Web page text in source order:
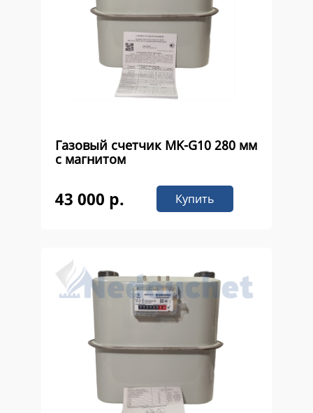
Газовый счетчик MK-G10 280 мм
с магнитом
43 000 р. Купить